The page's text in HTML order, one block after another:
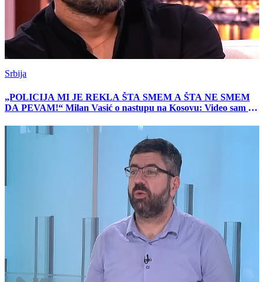
Srbija
„POLICIJA MI JE REKLA ŠTA SMEM A ŠTA NE SMEM
DA PEVAM!“ Milan Vasić o nastupu na Kosovu: Video sam i